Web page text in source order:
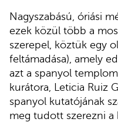
Nagyszabású, óriási
ezek közül több a
szerepel, köztük egy
feltámadása), amely
azt a spanyol
kurátora, Leticia Ruiz
spanyol kutatójának
meg tudott szerezni a